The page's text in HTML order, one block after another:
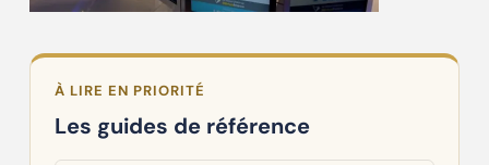
À LIRE EN PRIORITÉ
Les guides de référence